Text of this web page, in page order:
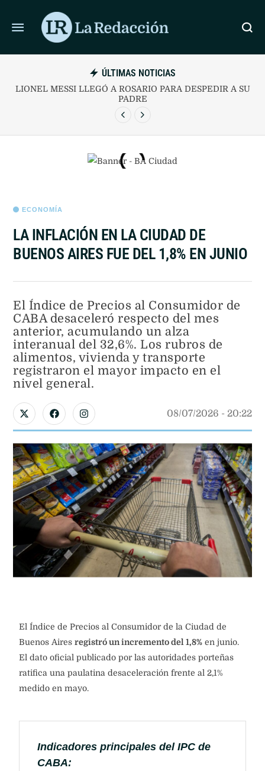
ÚLTIMAS NOTICIAS
LIONEL MESSI LLEGÓ A ROSARIO PARA DESPEDIR A SU
PADRE
ECONOMÍA
LA INFLACIÓN EN LA CIUDAD DE
BUENOS AIRES FUE DEL 1,8% EN JUNIO
El Índice de Precios al Consumidor de
CABA desaceleró respecto del mes
anterior, acumulando un alza
interanual del 32,6%. Los rubros de
alimentos, vivienda y transporte
registraron el mayor impacto en el
nivel general.
08/07/2026 - 20:22
El Índice de Precios al Consumidor de la Ciudad de
Buenos Aires registró un incremento del 1,8% en junio.
El dato oficial publicado por las autoridades porteñas
ratifica una paulatina desaceleración frente al 2,1%
medido en mayo.
Indicadores principales del IPC de
CABA: